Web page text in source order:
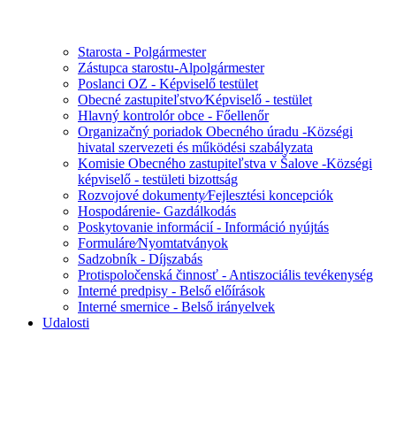
Starosta - Polgármester
Zástupca starostu-Alpolgármester
Poslanci OZ - Képviselő testület
Obecné zastupiteľstvo⁄Képviselő - testület
Hlavný kontrolór obce - Főellenőr
Organizačný poriadok Obecného úradu -Községi
hivatal szervezeti és működési szabályzata
Komisie Obecného zastupiteľstva v Šalove -Községi
képviselő - testületi bizottság
Rozvojové dokumenty⁄Fejlesztési koncepciók
Hospodárenie- Gazdálkodás
Poskytovanie informácií - Információ nyújtás
Formuláre⁄Nyomtatványok
Sadzobník - Díjszabás
Protispoločenská činnosť - Antiszociális tevékenység
Interné predpisy - Belső előírások
Interné smernice - Belső irányelvek
Udalosti